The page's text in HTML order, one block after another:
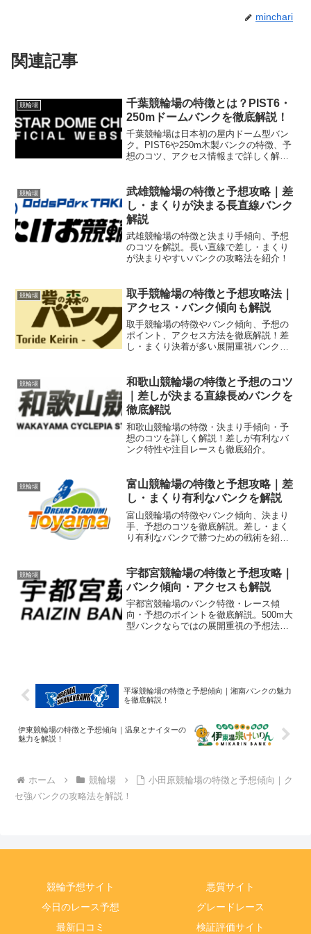
minchari
関連記事
競輪場
千葉競輪場の特徴とは？PIST6・
250mドームバンクを徹底解説！
千葉競輪場は日本初の屋内ドーム型バン
ク。PIST6や250m木製バンクの特徴、予
想のコツ、アクセス情報まで詳しく解説
競輪場
武雄競輪場の特徴と予想攻略｜差
し・まくりが決まる長直線バンク
解説
武雄競輪場の特徴と決まり手傾向、予想
のコツを解説。長い直線で差し・まくり
が決まりやすいバンクの攻略法を紹介！
競輪場
取手競輪場の特徴と予想攻略法｜
アクセス・バンク傾向も解説
取手競輪場の特徴やバンク傾向、予想の
ポイント、アクセス方法を徹底解説！差
し・まくり決着が多い展開重視バンクの
競輪場
和歌山競輪場の特徴と予想のコツ
｜差しが決まる直線長めバンクを
徹底解説
和歌山競輪場の特徴・決まり手傾向・予
想のコツを詳しく解説！差しが有利なバ
ンク特性や注目レースも徹底紹介。
競輪場
富山競輪場の特徴と予想攻略｜差
し・まくり有利なバンクを解説
富山競輪場の特徴やバンク傾向、決まり
手、予想のコツを徹底解説。差し・まく
り有利なバンクで勝つための戦術を紹
競輪場
宇都宮競輪場の特徴と予想攻略｜
バンク傾向・アクセスも解説
宇都宮競輪場のバンク特徴・レース傾
向・予想のポイントを徹底解説。500m大
型バンクならではの展開重視の予想法と
平塚競輪場の特徴と予想傾向｜湘南バンクの魅力
を徹底解説！
伊東競輪場の特徴と予想傾向｜温泉とナイターの
魅力を解説！
ホーム 競輪場
小田原競輪場の特徴と予想傾向｜ク
セ強バンクの攻略法を解説！
競輪予想サイト
悪質サイト
今日のレース予想
グレードレース
最新口コミ
検証評価サイト